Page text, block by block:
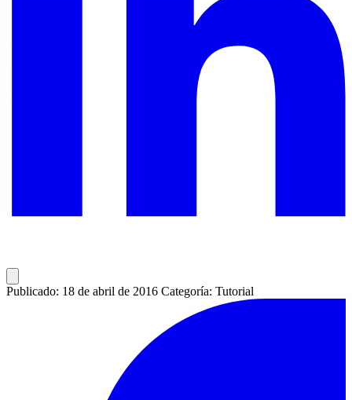
Publicado: 18 de abril de 2016 Categoría: Tutorial